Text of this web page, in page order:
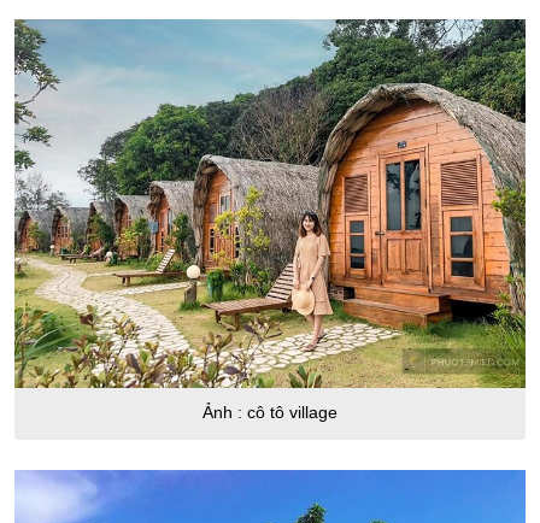
Ảnh : cô tô village